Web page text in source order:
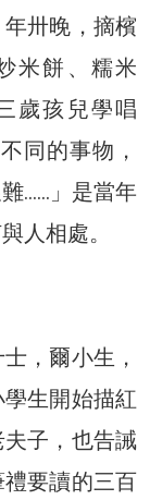
卅晚，摘檳
米餅、糯米
歲孩兒學唱
同的事物，
……」是當年
人相處。
，爾小生，
生開始描紅
子，也告誡
要讀的三百